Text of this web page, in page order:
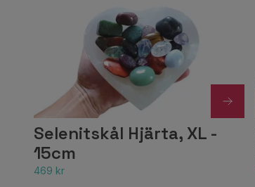
Selenitskål Hjärta, XL -
15cm
469 kr